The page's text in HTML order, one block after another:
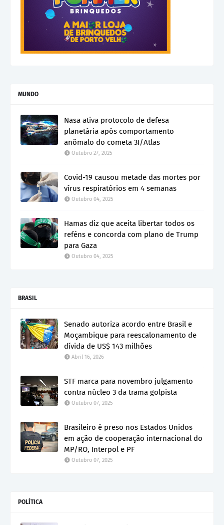
MUNDO
Nasa ativa protocolo de defesa
planetária após comportamento
anômalo do cometa 3I/Atlas
Outubro 27, 2025
Covid-19 causou metade das mortes por
vírus respiratórios em 4 semanas
Outubro 04, 2025
Hamas diz que aceita libertar todos os
reféns e concorda com plano de Trump
para Gaza
Outubro 04, 2025
BRASIL
Senado autoriza acordo entre Brasil e
Moçambique para reescalonamento de
dívida de US$ 143 milhões
Abril 16, 2026
STF marca para novembro julgamento
contra núcleo 3 da trama golpista
Outubro 07, 2025
Brasileiro é preso nos Estados Unidos
em ação de cooperação internacional do
MP/RO, Interpol e PF
Outubro 07, 2025
POLÍTICA